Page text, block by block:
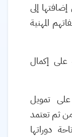
إلى
المهنية
على إكمال
تمويل
ثم تعتمد
دوراتها